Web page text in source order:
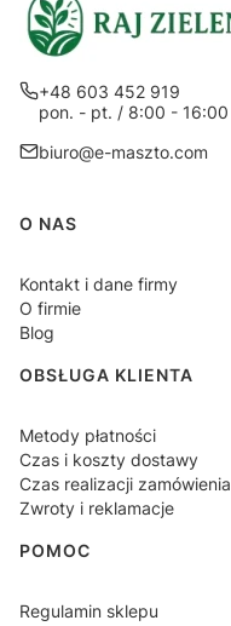
+48 603 452 919
pon. - pt. / 8:00 - 16:00
biuro@e-maszto.com
Linki w stopce
O NAS
Kontakt i dane firmy
O firmie
Blog
OBSŁUGA KLIENTA
Metody płatności
Czas i koszty dostawy
Czas realizacji zamówienia
Zwroty i reklamacje
POMOC
Regulamin sklepu